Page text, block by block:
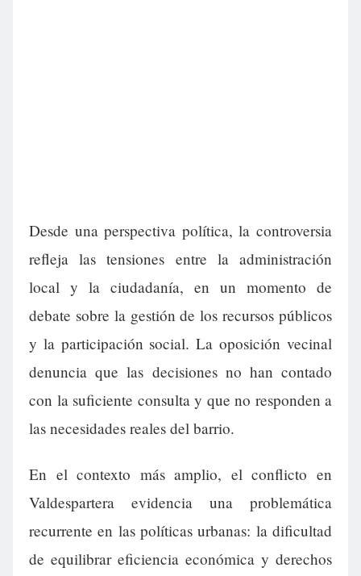
Desde una perspectiva política, la controversia
refleja las tensiones entre la administración
local y la ciudadanía, en un momento de
debate sobre la gestión de los recursos públicos
y la participación social. La oposición vecinal
denuncia que las decisiones no han contado
con la suficiente consulta y que no responden a
las necesidades reales del barrio.
En el contexto más amplio, el conflicto en
Valdespartera evidencia una problemática
recurrente en las políticas urbanas: la dificultad
de equilibrar eficiencia económica y derechos